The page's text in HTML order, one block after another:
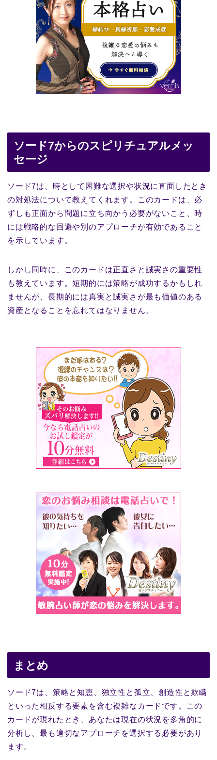
ソード7からのスピリチュアルメッ
セージ
ソード7は、時として困難な選択や状況に直面したとき
の対処法について教えてくれます。このカードは、必
ずしも正面から問題に立ち向かう必要がないこと、時
には戦略的な回避や別のアプローチが有効であること
を示しています。
しかし同時に、このカードは正直さと誠実さの重要性
も教えています。短期的には策略が成功するかもしれ
ませんが、長期的には真実と誠実さが最も価値のある
資産となることを忘れてはなりません。
まとめ
ソード7は、策略と知恵、独立性と孤立、創造性と欺瞒
といった相反する要素を含む複雑なカードです。この
カードが現れたとき、あなたは現在の状況を多角的に
分析し、最も適切なアプローチを選択する必要があり
ます。